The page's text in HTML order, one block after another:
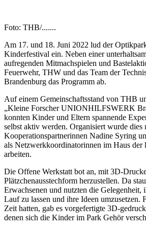
Foto: THB/.......
Am 17. und 18. Juni 2022 lud der
Kinderfestival ein. Neben einer
aufregenden Mitmachspielen und
Feuerwehr, THW und das Team der
Brandenburg das Programm ab.
Auf einem Gemeinschaftsstand von THB
„Kleine Forscher UNIONHILFSWERK
konnten Kinder und Eltern spannende
selbst aktiv werden. Organisiert wurde dies
Kooperationspartnerinnen Nadine Syring
als Netzwerkkoordinatorinnen im Haus der
arbeiten.
Die Offene Werkstatt bot an, mit 3D-
Plätzchenausstechform herzustellen. Da
Erwachsenen und nutzten die Gelegenheit,
Lauf zu lassen und ihre Ideen umzusetzen.
Zeit hatten, gab es vorgefertigte 3D-
denen sich die Kinder im Park Gehör